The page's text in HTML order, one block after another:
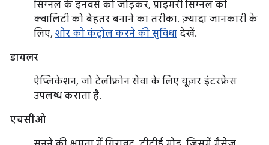
सिग्नल के इनवर्स को जोड़कर, प्राइमरी सिग्नल की
क्वालिटी को बेहतर बनाने का तरीका. ज़्यादा जानकारी के
लिए, शोर को कंट्रोल करने की सुविधा देखें.
डायलर
ऐप्लिकेशन, जो टेलीफ़ोन सेवा के लिए यूज़र इंटरफ़ेस
उपलब्ध कराता है.
एचसीओ